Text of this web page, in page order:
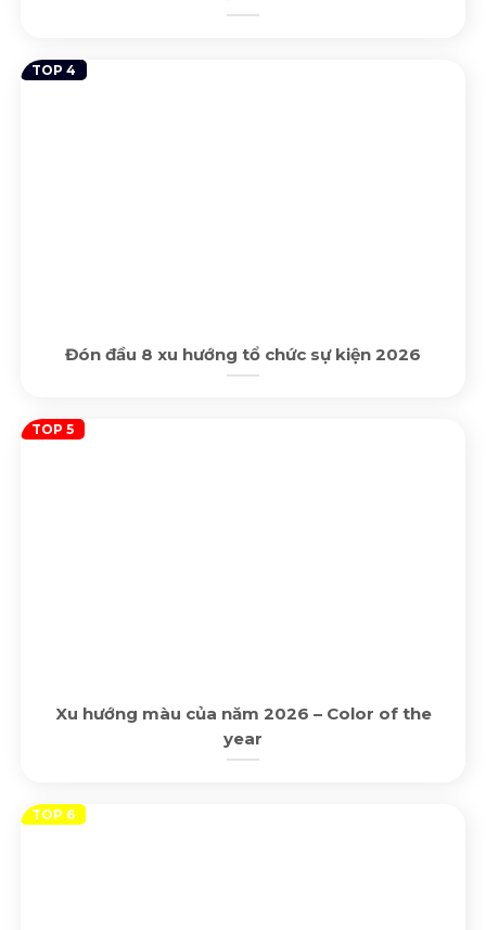
Đón đầu 8 xu hướng tổ chức sự kiện 2026
Xu hướng màu của năm 2026 – Color of the
year